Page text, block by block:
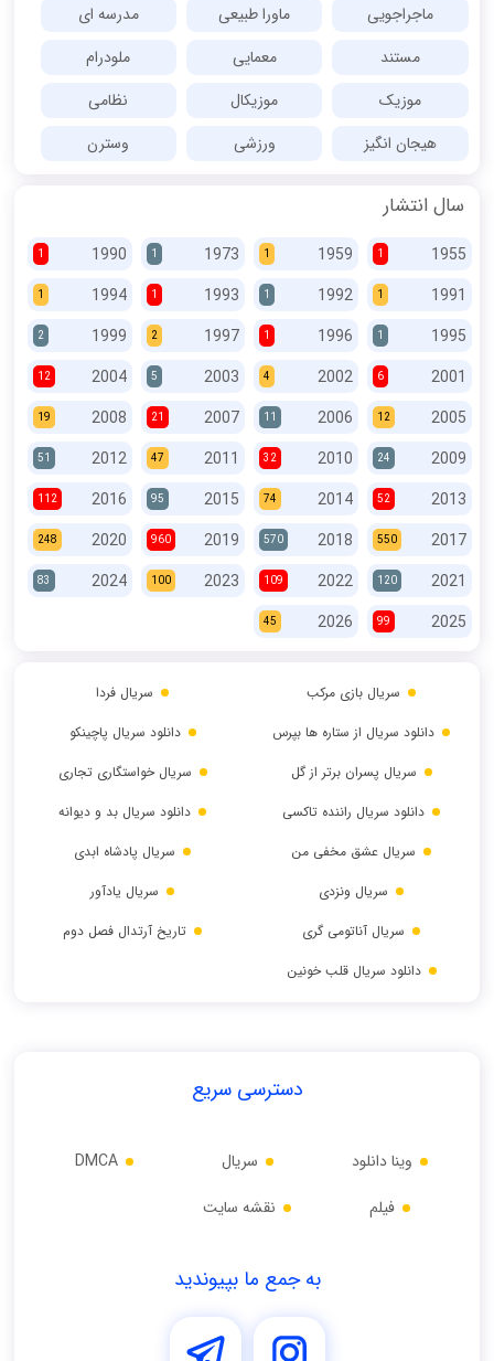
ماجراجویی
ماورا طبیعی
مدرسه ای
مستند
معمایی
ملودرام
موزیک
موزیکال
نظامی
هیجان انگیز
ورزشی وسترن
سال انتشار
1955
1
1959
1
1973
1
1990
1
1991
1
1992
1
1993
1
1994
1
1995
1
1996
1
1997
2
1999
2
2001
6
2002
4
2003
5
2004
12
2005
12
2006
11
2007
21
2008
19
2009
24
2010
32
2011
47
2012
51
2013
52
2014
74
2015
95
2016
112
2017
550
2018
570
2019
960
2020
248
2021
120
2022
109
2023
100
2024
83
2025
99
2026
45
سریال بازی مرکب
دانلود سریال از ستاره ها بپرس
سریال پسران برتر از گل
دانلود سریال راننده تاکسی
سریال عشق مخفی من
سریال ونزدی
سریال آناتومی گری
دانلود سریال قلب خونین
سریال فردا
دانلود سریال پاچینکو
سریال خواستگاری تجاری
دانلود سریال بد و دیوانه
سریال پادشاه ابدی
سریال یادآور
تاریخ آرتدال فصل دوم
دسترسی سریع
وینا دانلود
فیلم
سریال
نقشه سایت
DMCA
به جمع ما بپیوندید